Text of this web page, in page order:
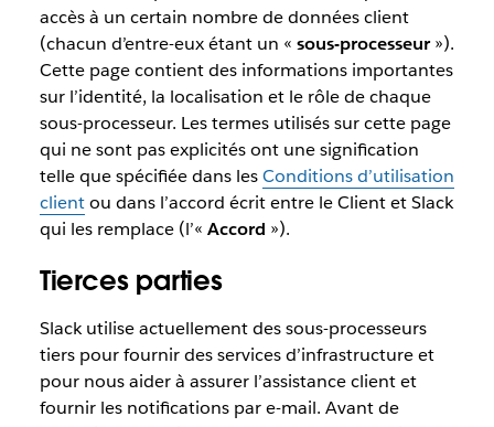
accès à un certain nombre de données client
(chacun d’entre-eux étant un « sous-processeur»).
Cette page contient des informations importantes
sur l’identité, la localisation et le rôle de chaque
sous-processeur. Les termes utilisés sur cette page
qui ne sont pas explicités ont une signification
telle que spécifiée dans lesConditions d’utilisation
clientou dans l’accord écrit entre le Client et Slack
qui les remplace (l’« Accord »).
Tierces parties
Slack utilise actuellement des sous-processeurs
tiers pour fournir des services d’infrastructure et
pour nous aider à assurer l’assistance client et
fournir les notifications par e-mail. Avant de